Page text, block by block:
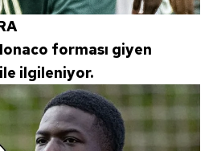
forması giyen
ilgileniyor.